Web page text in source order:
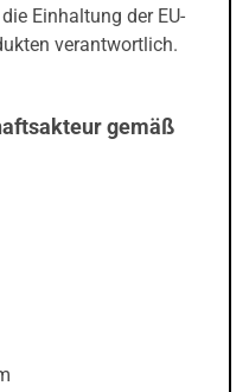
Einhaltung der EU-
verantwortlich.
gemäß